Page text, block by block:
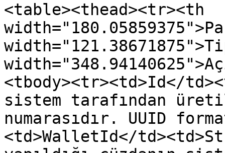
<table><thead><tr><th
<tbody><tr><td>Id</
sistem tarafından
numarasıdır. UUID
<td>WalletId</